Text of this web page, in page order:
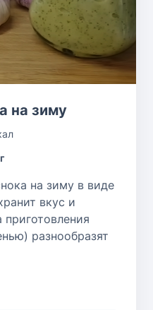
на зиму
на зиму в виде
вкус и
приготовления
разнообразят